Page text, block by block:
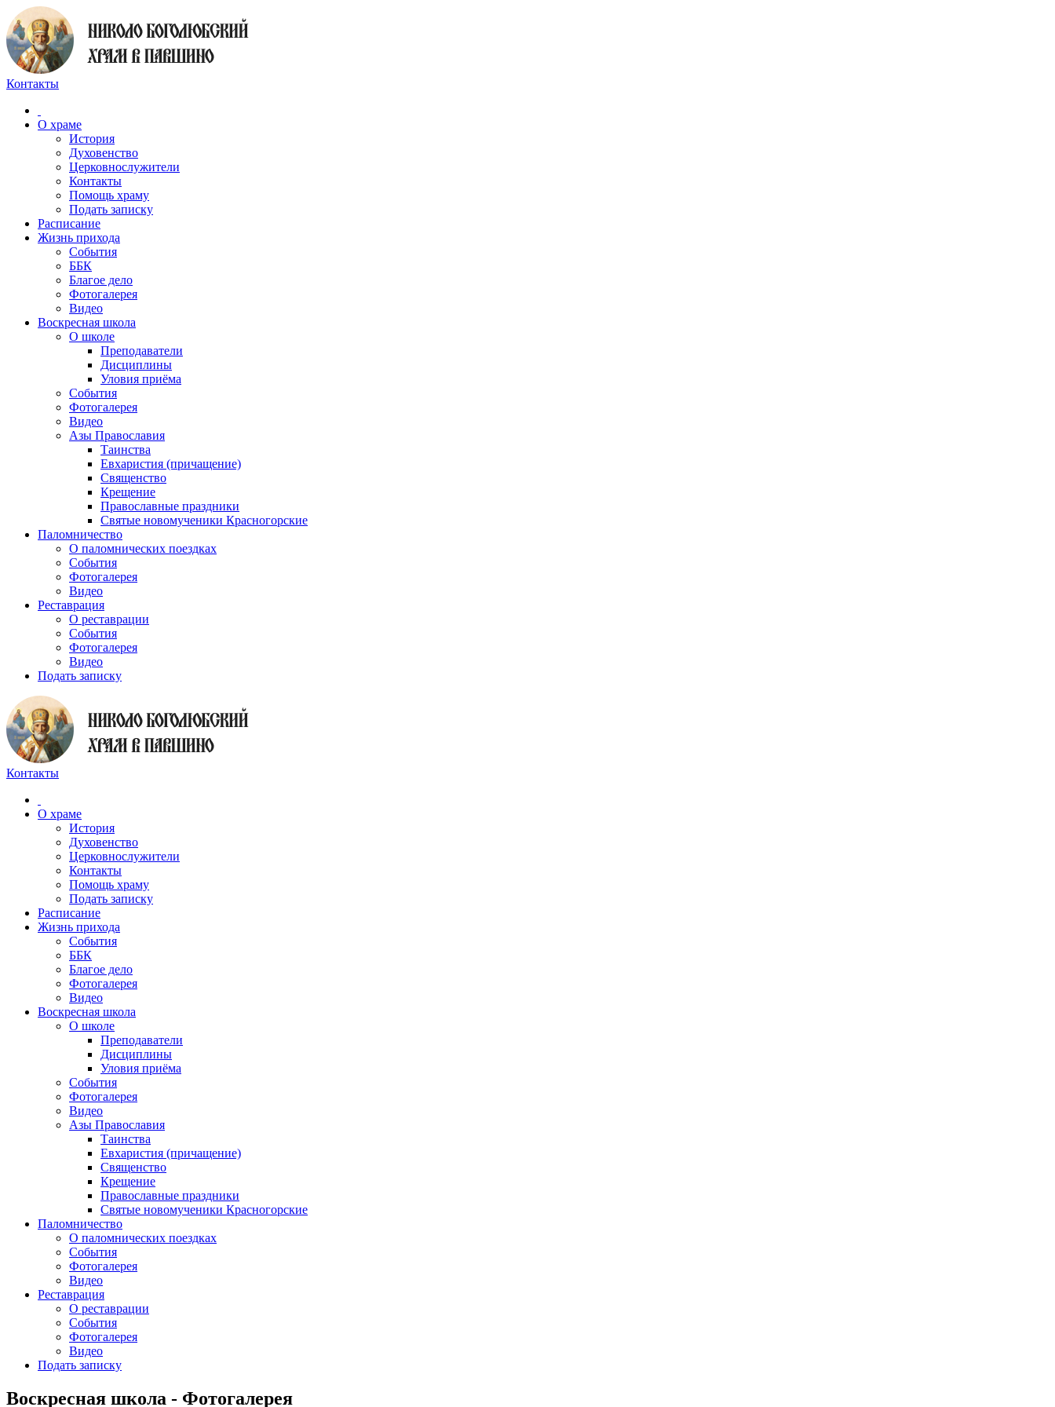
Контакты
О храме
История
Духовенство
Церковнослужители
Контакты
Помощь храму
Подать записку
Расписание
Жизнь прихода
События
ББК
Благое дело
Фотогалерея
Видео
Воскресная школа
О школе
Преподаватели
Дисциплины
Уловия приёма
События
Фотогалерея
Видео
Азы Православия
Таинства
Евхаристия (причащение)
Священство
Крещение
Православные праздники
Святые новомученики Красногорские
Паломничество
О паломнических поездках
События
Фотогалерея
Видео
Реставрация
О реставрации
События
Фотогалерея
Видео
Подать записку
Контакты
О храме
История
Духовенство
Церковнослужители
Контакты
Помощь храму
Подать записку
Расписание
Жизнь прихода
События
ББК
Благое дело
Фотогалерея
Видео
Воскресная школа
О школе
Преподаватели
Дисциплины
Уловия приёма
События
Фотогалерея
Видео
Азы Православия
Таинства
Евхаристия (причащение)
Священство
Крещение
Православные праздники
Святые новомученики Красногорские
Паломничество
О паломнических поездках
События
Фотогалерея
Видео
Реставрация
О реставрации
События
Фотогалерея
Видео
Подать записку
Воскресная школа - Фотогалерея